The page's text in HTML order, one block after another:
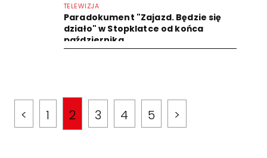
TELEWIZJA
Paradokument "Zajazd. Będzie się
działo" w Stopklatce od końca
października
< 1 2 3 4 5 >